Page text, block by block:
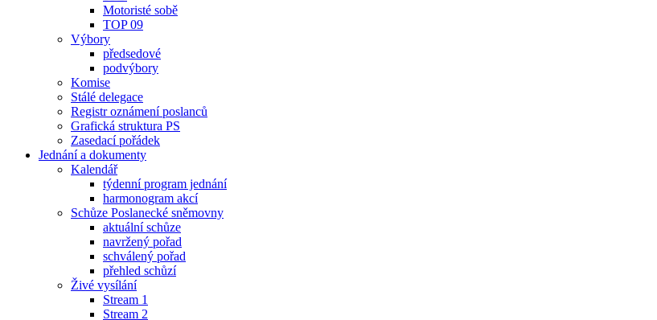
Motoristé sobě
TOP 09
Výbory
předsedové
podvýbory
Komise
Stálé delegace
Registr oznámení poslanců
Grafická struktura PS
Zasedací pořádek
Jednání a dokumenty
Kalendář
týdenní program jednání
harmonogram akcí
Schůze Poslanecké sněmovny
aktuální schůze
navržený pořad
schválený pořad
přehled schůzí
Živé vysílání
Stream 1
Stream 2